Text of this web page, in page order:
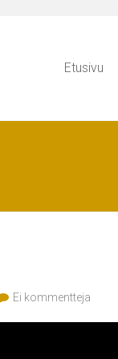
Etusivu
Ei kommentteja